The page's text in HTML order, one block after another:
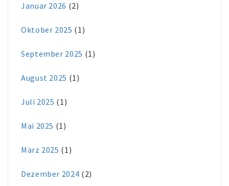
Januar 2026 (2)
Oktober 2025 (1)
September 2025 (1)
August 2025 (1)
Juli 2025 (1)
Mai 2025 (1)
März 2025 (1)
Dezember 2024 (2)